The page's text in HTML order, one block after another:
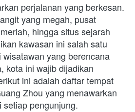
perjalanan yang berkesan.
yang megah, pusat
hingga situs sejarah
kawasan ini salah satu
yang berencana
kota ini wajib dijadikan
ini adalah daftar tempat
Zhou yang menawarkan
pengunjung.